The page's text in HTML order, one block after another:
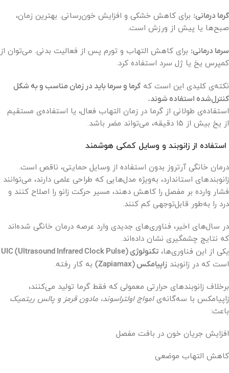
گرما درمانی: برای کاهش خشکی و افزایش خون‌رسانی. بهترین زمان،
صبح‌ها یا پیش از ورزش است.
سرما درمانی: برای کاهش التهاب و تورم پس از فعالیت بدنی. می‌توان از
کمپرس یخ یا ژل سرد استفاده کرد.
نکته‌ی کلیدی این است که گرما و سرما باید در زمان مناسب و به شکل
کنترل‌شده استفاده شوند.
استفاده‌ی طولانی از گرما در زمان التهاب فعال، یا استفاده‌ی مستقیم
از یخ بیش از ۱۵ دقیقه، می‌تواند مضر باشد.
استفاده از زانوبند و وسایل کمکی هوشمند
درمان خانگی آرتروز بدون استفاده از وسایل حمایتی، ناقص است.
زانوبندهای استاندارد، به‌ویژه مدل‌هایی که طراحی علمی دارند، می‌توانند
فشار وارده بر مفصل را کاهش دهند، مسیر حرکت زانو را اصلاح کنند و
درد را به‌طور قابل‌توجهی کم کنند.
در سال‌های اخیر، فناوری‌های جدیدی وارد عرصه درمان خانگی شده‌اند
که نتایج چشمگیری نشان داده‌اند.
یکی از این فناوری‌ها، تکنولوژی UIC (Ultrasound Infrared Clock Pulse)
است که در زانوبند زاپیامکس (Zapiamax) به کار رفته.
برخلاف زانوبندهای حرارتی معمولی که فقط گرما تولید می‌کنند،
زاپیامکس با سه‌گانه‌یامواج اولتراسوند، مادون قرمز و پالس ریتمیک
باعث:
افزایش جریان خون در بافت مفصل
کاهش التهاب موضعی